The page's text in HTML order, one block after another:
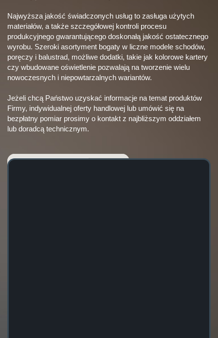
Najwyższa jakość świadczonych usług to zasługa użytych
materiałów, a także szczegółowej kontroli procesu
produkcyjnego gwarantującego doskonałą jakość ostatecznego
wyrobu. Szeroki asortyment bogaty w liczne modele schodów,
poręczy i balustrad, możliwe dodatki, takie jak kolorowe kartery
czy wbudowane oświetlenie pozwalają na tworzenie wielu
nowoczesnych i niepowtarzalnych wariantów.
Jeżeli chcą Państwo uzyskać informacje na temat produktów
Firmy, indywidualnej oferty handlowej lub umówić się na
bezpłatny pomiar prosimy o kontakt z najbliższym oddziałem
lub doradcą technicznym.